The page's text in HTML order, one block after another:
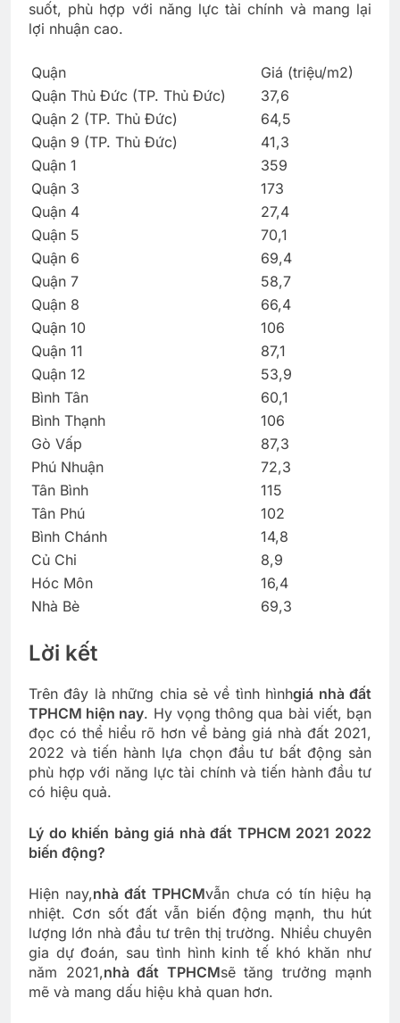
suốt, phù hợp với năng lực tài chính và mang lại
lợi nhuận cao.
Quận
Giá (triệu/m2)
Quận Thủ Đức (TP. Thủ Đức)
37,6
Quận 2 (TP. Thủ Đức)
64,5
Quận 9 (TP. Thủ Đức)
41,3
Quận 1
359
Quận 3
173
Quận 4
27,4
Quận 5
70,1
Quận 6
69,4
Quận 7
58,7
Quận 8
66,4
Quận 10
106
Quận 11
87,1
Quận 12
53,9
Bình Tân
60,1
Bình Thạnh
106
Gò Vấp
87,3
Phú Nhuận
72,3
Tân Bình
115
Tân Phú
102
Bình Chánh
14,8
Củ Chi
8,9
Hóc Môn
16,4
Nhà Bè
69,3
Lời kết
Trên đây là những chia sẻ về tình hìnhgiá nhà đất
TPHCM hiện nay. Hy vọng thông qua bài viết, bạn
đọc có thể hiểu rõ hơn về bảng giá nhà đất 2021,
2022 và tiến hành lựa chọn đầu tư bất động sản
phù hợp với năng lực tài chính và tiến hành đầu tư
có hiệu quả.
Lý do khiến bảng giá nhà đất TPHCM 2021 2022
biến động?
Hiện nay,nhà đất TPHCMvẫn chưa có tín hiệu hạ
nhiệt. Cơn sốt đất vẫn biến động mạnh, thu hút
lượng lớn nhà đầu tư trên thị trường. Nhiều chuyên
gia dự đoán, sau tình hình kinh tế khó khăn như
năm 2021,nhà đất TPHCMsẽ tăng trưởng mạnh
mẽ và mang dấu hiệu khả quan hơn.